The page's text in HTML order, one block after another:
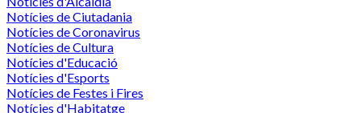
Notícies de Ciutadania
Notícies de Coronavirus
Notícies de Cultura
Notícies d'Educació
Notícies d'Esports
Notícies de Festes i Fires
Notícies d'Habitatge